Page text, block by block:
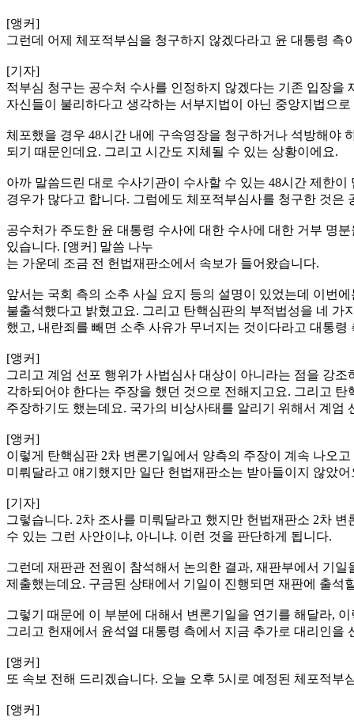
[앵커]
그런데 어제 체포적부심을 청구하지 않겠다라고 윤 대통령 측
[기자]
적부심 청구는 공수처 수사를 인정하지 않겠다는 기존 입장
자신들이 불리하다고 생각하는 서부지법이 아닌 중앙지법으
체포했을 경우 48시간 내에 구속영장을 청구하거나 석방해야
되기 때문인데요. 그리고 시간도 지체될 수 있는 상황이에요.
아까 말씀드린 대로 수사기관이 수사할 수 있는 48시간 제한
경우가 많다고 합니다. 그럼에도 체포적부심사를 청구한 것
공수처가 주도한 윤 대통령 수사에 대한 수사에 대한 거부 명
있습니다. [앵커] 말씀 나누
는 가운데 조금 전 헌법재판소에서 속보가 들어왔습니다.
앞서는 국회 측의 소추 사실 요지 등의 설명이 있었는데 이번
불출석했다고 밝혔고요. 그리고 탄핵심판의 부적법성을 네
했고, 내란죄를 빼면 소추 사유가 무너지는 것이다라고 대통
[앵커]
그리고 계엄 선포 행위가 사법심사 대상이 아니라는 점을 강
각하되어야 한다는 주장을 했던 것으로 전해지고요. 그리고
주장하기도 했는데요. 국가의 비상사태를 알리기 위해서 계
[앵커]
이렇게 탄핵심판 2차 변론기일에서 양측의 주장이 계속 나오
미뤄달라고 얘기했지만 일단 헌법재판소는 받아들이지 않았어
[기자]
그렇습니다. 2차 조사를 미뤄달라고 했지만 헌법재판소 2차
수 있는 그런 사안이냐, 아니냐. 이런 것을 판단하게 됩니다.
그런데 재판관 전원이 참석해서 논의한 결과, 재판부에서 기
제출했는데요. 구금된 상태에서 기일이 진행되면 재판에 출석
그렇기 때문에 이 부분에 대해서 변론기일을 연기를 해달라,
그리고 헌재에서 윤석열 대통령 측에서 지금 추가로 대리인
[앵커]
또 속보 전해 드리겠습니다. 오늘 오후 5시로 예정된 체포적
[앵커]